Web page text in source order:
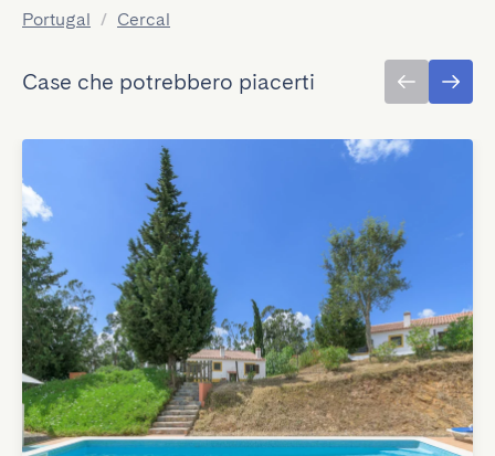
Portugal / Cercal
Case che potrebbero piacerti